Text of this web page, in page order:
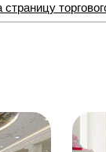
страницу